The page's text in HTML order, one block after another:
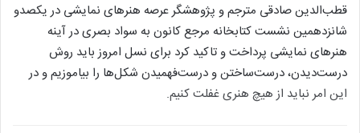
قطب‌الدین صادقی مترجم و پژوهشگر عرصه هنرهای نمایشی در یکصدو
شانزدهمین نشست کتابخانه مرجع کانون به سواد بصری در آینه
هنرهای نمایشی پرداخت و تاکید کرد برای نسل امروز باید روش
درست‌دیدن، درست‌ساختن و درست‌فهمیدن شکل‌ها را بیاموزیم و در
این امر نباید از هیچ هنری غفلت کنیم.